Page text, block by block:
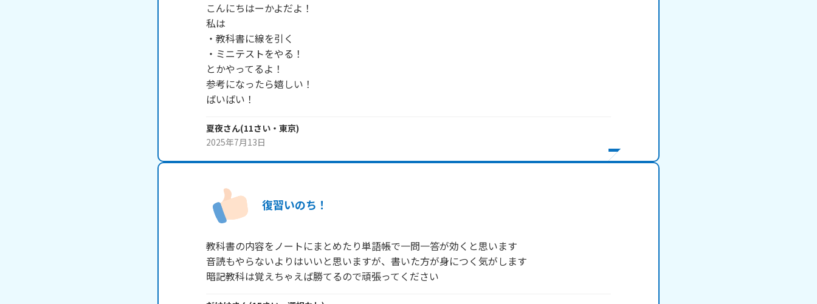
こんにちはーかよだよ！
私は
・教科書に線を引く
・ミニテストをやる！
とかやってるよ！
参考になったら嬉しい！
ばいばい！
夏夜さん(11さい・ 東京)
2025年7月13日
復習いのち！
教科書の内容をノートにまとめたり単語帳で一問一答が効くと思います
音読もやらないよりはいいと思いますが、書いた方が身につく気がします
暗記教科は覚えちゃえば勝てるので頑張ってください